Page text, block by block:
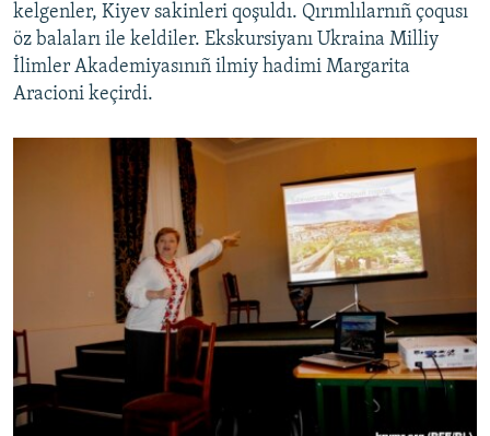
kelgenler, Kiyev sakinleri qoşuldı. Qırımlılarnıñ çoqusı
öz balaları ile keldiler. Ekskursiyanı Ukraina Milliy
İlimler Akademiyasınıñ ilmiy hadimi Margarita
Aracioni keçirdi.